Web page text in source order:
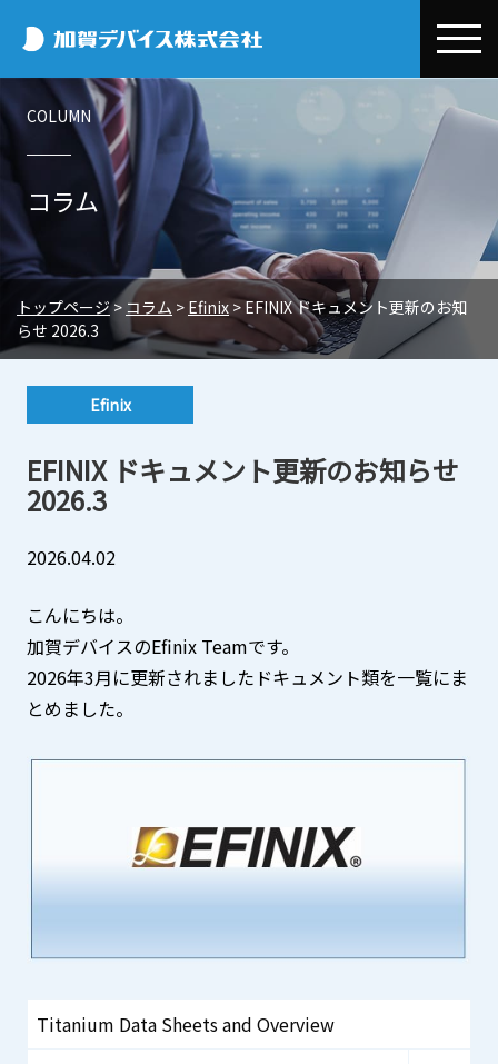
加賀デバイ
会社情報
加賀デバイスとは
代表メッセージ
会社概要
事業所一覧
電子公告
事業紹介
デバイス事業本部
半導体・電子部品事業
環境開発事業
システム設計/開発・技術サポート
エクセル事業本部
EMSサポートビジネス
その他製品
お取引先情報
Efinix
OMNIVISION
Quectel
Nordic
三菱電機
コラム
Efinix
Quectel
Nordic
三菱電機
環境・CSR
環境保全への取り組み
プライバシーポリシー
トピックス
展示会・セミナー情報
採用情報
新卒採用
中途採用
お問い合わせ
COLUMN
コラム
トップページ> コラム > Efinix >EFINIX ドキュメント更新のお知
らせ 2026.3
Efinix
EFINIX ドキュメント更新のお知らせ
2026.3
2026.04.02
こんにちは。
加賀デバイスのEfinix Teamです。
2026年3月に更新されましたドキュメント類を一覧にま
とめました。
Titanium Data Sheets and Overview